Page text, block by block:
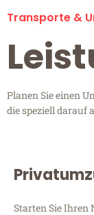
Transporte &
Planen Sie einen
die speziell darauf
Starten Sie Ihren